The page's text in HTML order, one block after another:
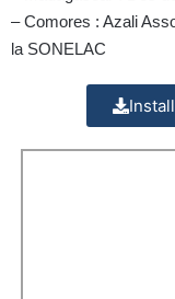
– Comores : Azali
la SONELAC